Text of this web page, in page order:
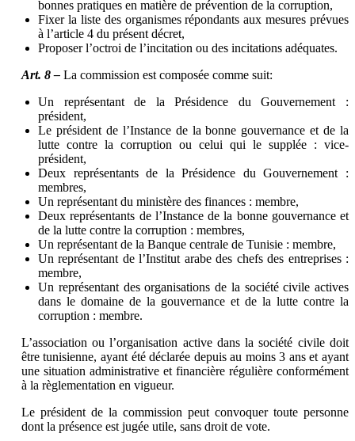
bonnes pratiques en matière de prévention de la corruption,
Fixer la liste des organismes répondants aux mesures prévues
à l’article 4 du présent décret,
Proposer l’octroi de l’incitation ou des incitations adéquates.
Art. 8 – La commission est composée comme suit:
Un représentant de la Présidence du Gouvernement :
président,
Le président de l’Instance de la bonne gouvernance et de la
lutte contre la corruption ou celui qui le supplée : vice-
président,
Deux représentants de la Présidence du Gouvernement :
membres,
Un représentant du ministère des finances : membre,
Deux représentants de l’Instance de la bonne gouvernance et
de la lutte contre la corruption : membres,
Un représentant de la Banque centrale de Tunisie : membre,
Un représentant de l’Institut arabe des chefs des entreprises :
membre,
Un représentant des organisations de la société civile actives
dans le domaine de la gouvernance et de la lutte contre la
corruption : membre.
L’association ou l’organisation active dans la société civile doit
être tunisienne, ayant été déclarée depuis au moins 3 ans et ayant
une situation administrative et financière régulière conformément
à la règlementation en vigueur.
Le président de la commission peut convoquer toute personne
dont la présence est jugée utile, sans droit de vote.